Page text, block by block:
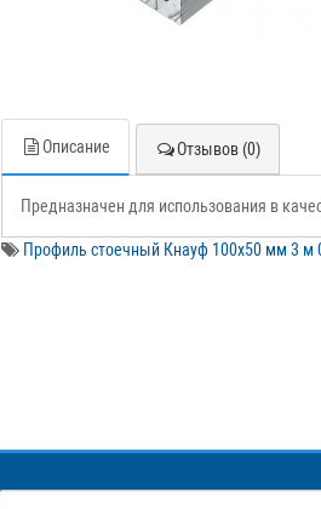
Описание Отзывов (0)
Предназначен для использования в
Профиль стоечный Кнауф 100х50 мм 3 м